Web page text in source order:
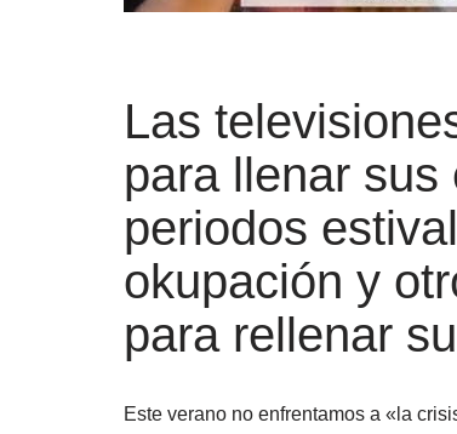
Las
para llenar sus
periodos
okupación y
para rellenar
Este verano no enfrentamos a «la